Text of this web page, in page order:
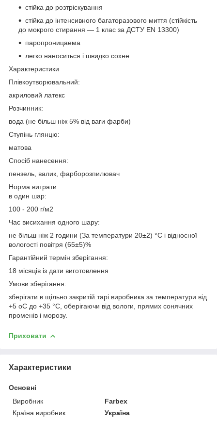
стійка до розтріскування
стійка до інтенсивного багаторазового миття (стійкість
до мокрого стирання — 1 клас за ДСТУ EN 13300)
паропроницаема
легко наноситься і швидко сохне
Характеристики
Плівкоутворювальний:
акриловий латекс
Розчинник:
вода (не більш ніж 5% від ваги фарби)
Ступінь глянцю:
матова
Спосіб нанесення:
пензель, валик, фарборозпилювач
Норма витрати
в один шар:
100 - 200 г/м2
Час висихання одного шару:
не більш ніж 2 години (За температури 20±2) °C і відносної
вологості повітря (65±5)%
Гарантійний термін зберігання:
18 місяців із дати виготовлення
Умови зберігання:
зберігати в щільно закритій тарі виробника за температури від
+5 oС до +35 °C, оберігаючи від вологи, прямих сонячних
променів і морозу.
Приховати
Характеристики
Основні
Виробник
Farbex
Країна виробник
Україна